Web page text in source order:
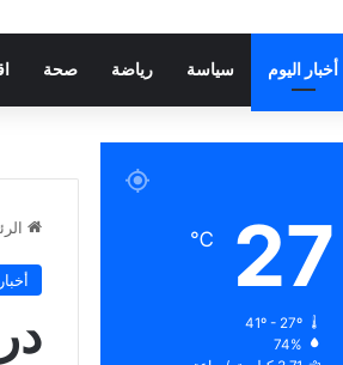
أخبار اليوم سياسة رياضة صحة
27
℃
41º - 27º
74%